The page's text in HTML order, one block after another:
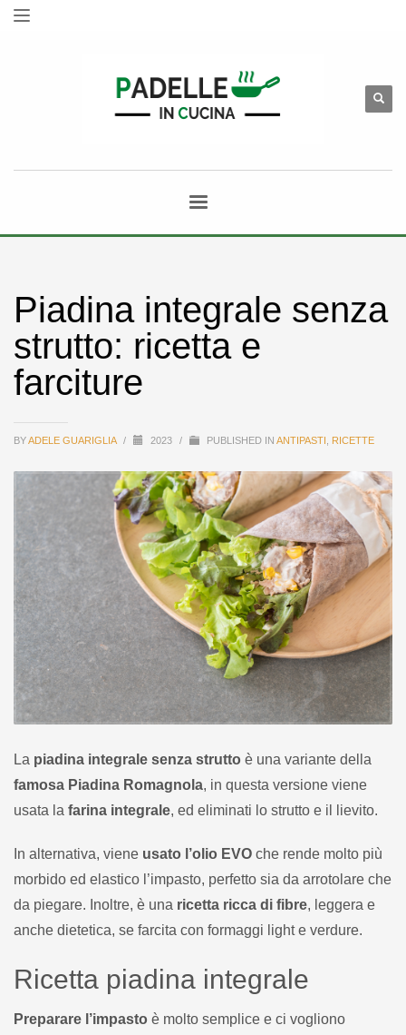
Piadina integrale senza
strutto: ricetta e
farciture
BYADELE GUARIGLIA / 2023 / PUBLISHED IN ANTIPASTI RICETTE
La piadina integrale senza strutto è una variante della
famosa Piadina Romagnola, in questa versione viene
usata la farina integrale, ed eliminati lo strutto e il lievito.
In alternativa, viene usato l’olio EVO che rende molto più
morbido ed elastico l’impasto, perfetto sia da arrotolare che
da piegare. Inoltre, è una ricetta ricca di fibre, leggera e
anche dietetica, se farcita con formaggi light e verdure.
Ricetta piadina integrale
Preparare l’impasto è molto semplice e ci vogliono